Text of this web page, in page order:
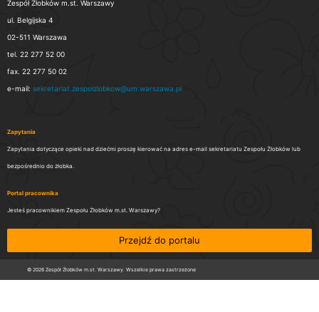
Zespół Żłobków m.st. Warszawy
ul. Belgijska 4
02-511 Warszawa
tel. 22 277 52 00
fax. 22 277 50 02
e-mail: sekretariat.zespolzlobkow@um.warszawa.pl
Zapytania
Zapytania dotyczące opieki nad dziećmi proszę kierować na adres e-mail sekretariatu Zespołu Żłobków lub
bezpośrednio do żłobka.
Portal pracownika
Jesteś pracownikiem Zespołu Żłobków m.st. Warszawy?
Przejdź do portalu
© 2026 Zespół Żłobków m.st. Warszawy. Wszelkie prawa zastrzeżone